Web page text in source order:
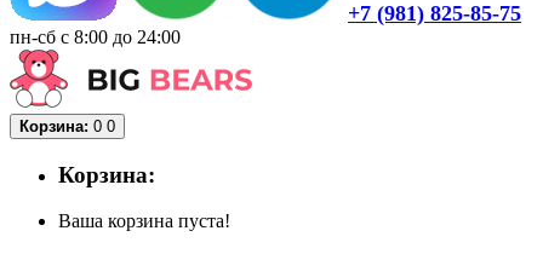
+7 (981) 825-85-75
пн-сб с 8:00 до 24:00
Корзина: 0 0
Корзина:
Ваша корзина пуста!